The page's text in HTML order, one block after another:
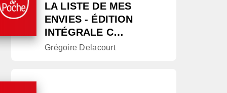
LA LISTE DE MES
ENVIES - ÉDITION
INTÉGRALE C…
Grégoire Delacourt